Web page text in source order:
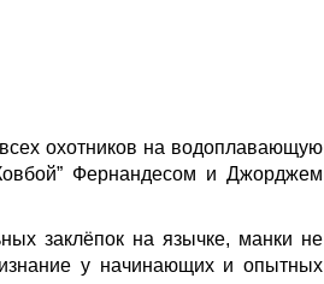
охотников на водоплавающую
Фернандесом и Джорджем
заклёпок на язычке, манки не
у начинающих и опытных